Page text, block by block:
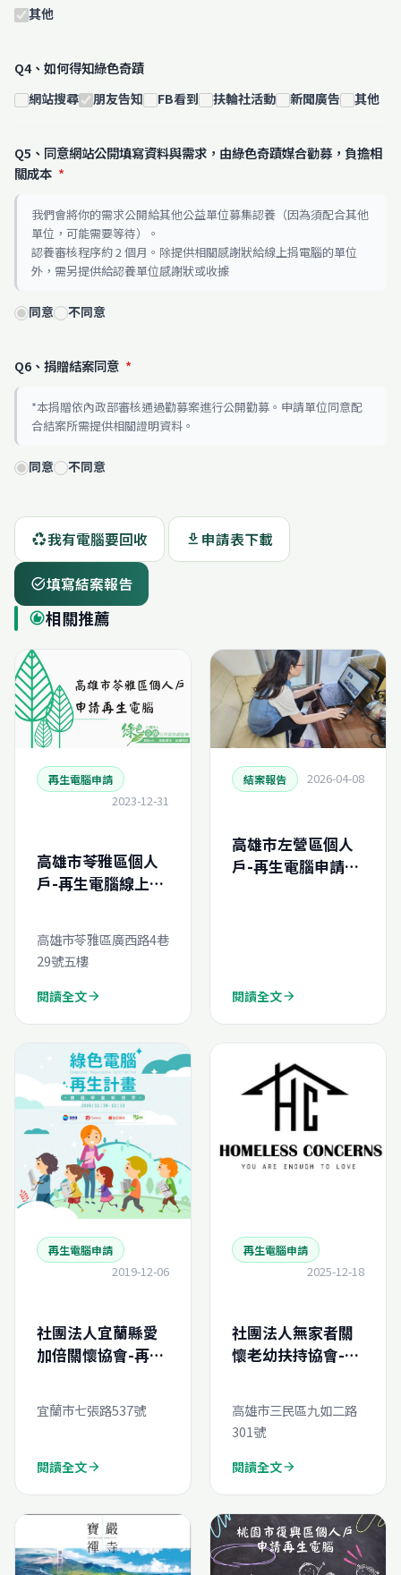
其他
Q4、如何得知綠色奇蹟
網站搜尋 朋友告知 FB看到 扶輪社活動 新聞廣告 其他
Q5、同意網站公開填寫資料與需求，由綠色奇蹟媒合勸募，負擔相
關成本 *
我們會將你的需求公開給其他公益單位募集認養（因為須配合其他
單位，可能需要等待）。
認養審核程序約 2 個月。除提供相關感謝狀給線上捐電腦的單位
外，需另提供給認養單位感謝狀或收據
同意 不同意
Q6、捐贈結案同意 *
*本捐贈依內政部審核通過勸募案進行公開勸募。申請單位同意配
合結案所需提供相關證明資料。
同意 不同意
recycling我有電腦要回收 download 申請表下載
task_alt填寫結案報告
recommend相關推薦
再生電腦申請
2023-12-31
高雄市苓雅區個人
戶-再生電腦線上申
高雄市苓雅區廣西路4巷
29號五樓
閱讀全文arrow_forward
結案報告 2026-04-08
高雄市左營區個人
戶-再生電腦申請結
閱讀全文arrow_forward
再生電腦申請
2019-12-06
社團法人宜蘭縣愛
加倍關懷協會-再生
宜蘭市七張路537號
閱讀全文arrow_forward
再生電腦申請
2025-12-18
社團法人無家者關
懷老幼扶持協會-再
高雄市三民區九如二路
301號
閱讀全文arrow_forward